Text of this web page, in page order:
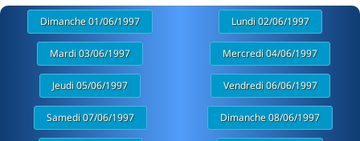
Dimanche 01/06/1997 Lundi 02/06/1997
Mardi 03/06/1997 Mercredi 04/06/1997
Jeudi 05/06/1997 Vendredi 06/06/1997
Samedi 07/06/1997 Dimanche 08/06/1997